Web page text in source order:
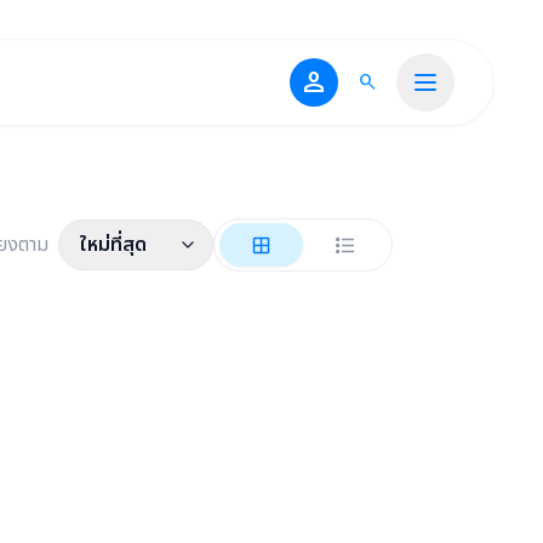
person search
งตาม ใหม่ที่สุด